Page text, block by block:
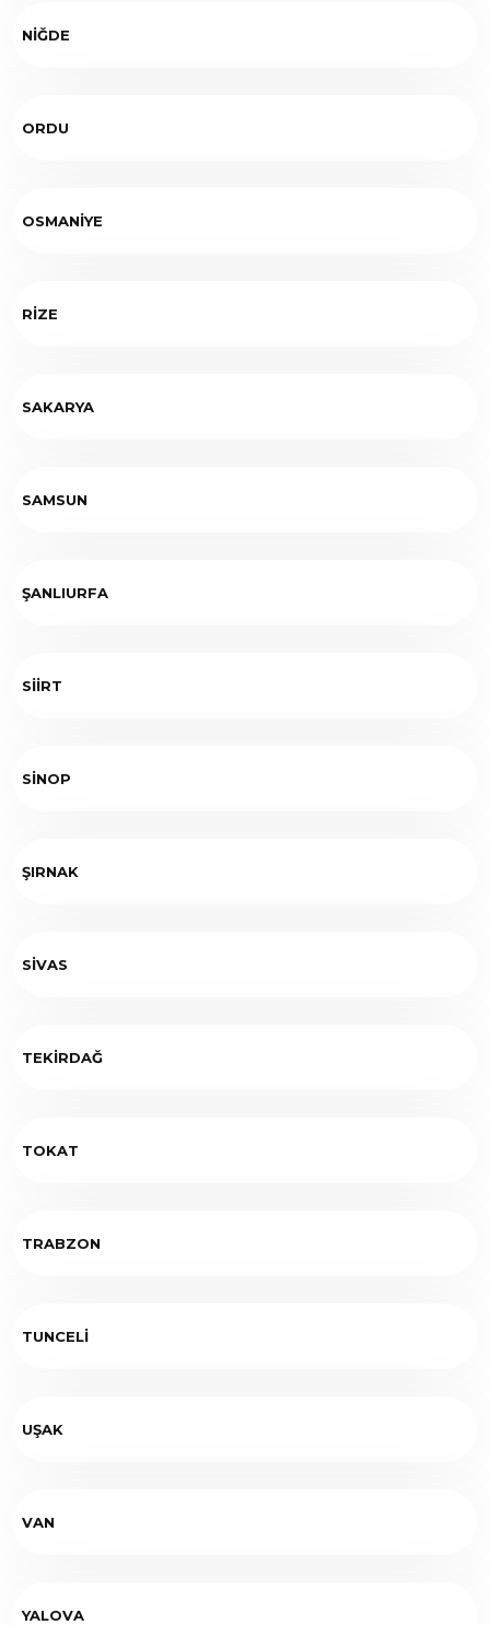
NİĞDE
ORDU
OSMANİYE
RİZE
SAKARYA
SAMSUN
ŞANLIURFA
SİİRT
SİNOP
ŞIRNAK
SİVAS
TEKİRDAĞ
TOKAT
TRABZON
TUNCELİ
UŞAK
VAN
YALOVA